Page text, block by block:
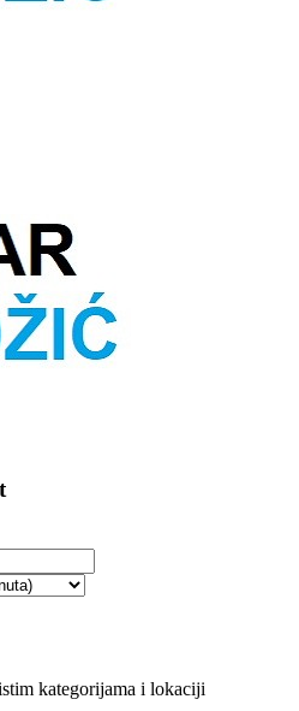
kategorijama i lokaciji